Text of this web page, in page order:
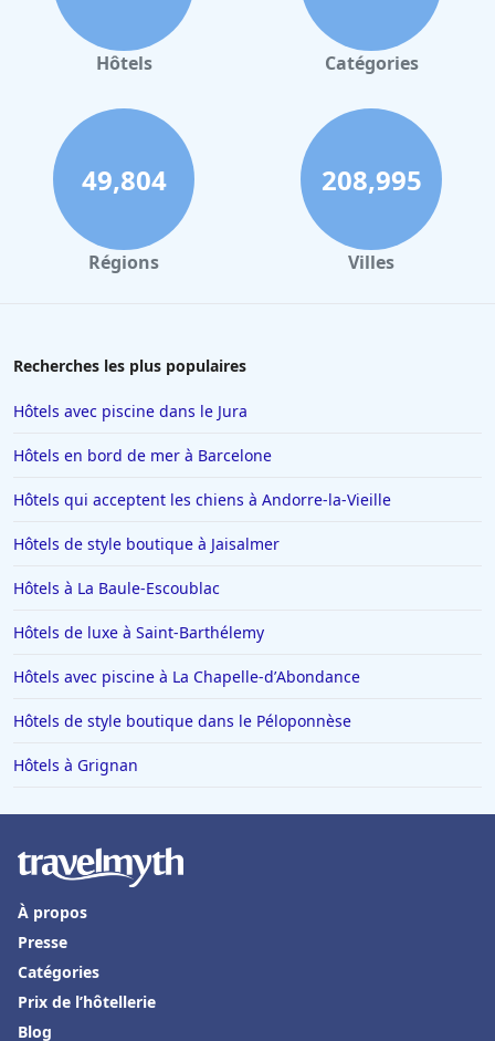
Hôtels Catégories
49,804
Régions
208,995
Villes
Recherches les plus populaires
Hôtels avec piscine dans le Jura
Hôtels en bord de mer à Barcelone
Hôtels qui acceptent les chiens à Andorre-la-Vieille
Hôtels de style boutique à Jaisalmer
Hôtels à La Baule-Escoublac
Hôtels de luxe à Saint-Barthélemy
Hôtels avec piscine à La Chapelle-dʼAbondance
Hôtels de style boutique dans le Péloponnèse
Hôtels à Grignan
À propos
Presse
Catégories
Prix de l’hôtellerie
Blog